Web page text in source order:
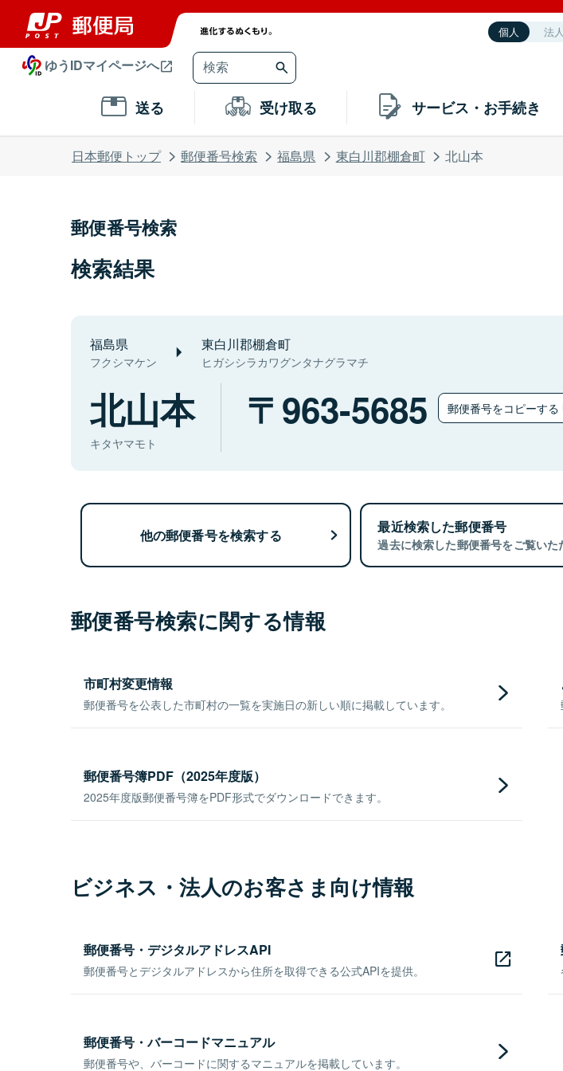
個人 法人
ゆうIDマイページへ
送る 受け取る サービス・お手続き
日本郵便トップ 郵便番号検索 福島県 東白川郡棚倉町 北山本
郵便番号検索
検索結果
福島県
フクシマケン
東白川郡棚倉町
ヒガシシラカワグンタナグラマチ
北山本
キタヤマモト
963-5685 郵便番号をコピーする
他の郵便番号を検索する 最近検索した郵便番号
過去に検索した郵便番号をご覧いた
郵便番号検索に関する情報
市町村変更情報
郵便番号を公表した市町村の一覧を実施日の新しい順に掲載しています。
郵便番号簿PDF（2025年度版）
2025年度版郵便番号簿をPDF形式でダウンロードできます。
ビジネス・法人のお客さま向け情報
郵便番号・デジタルアドレスAPI
郵便番号とデジタルアドレスから住所を取得できる公式APIを提供。
郵便番号・バーコードマニュアル
郵便番号や、バーコードに関するマニュアルを掲載しています。